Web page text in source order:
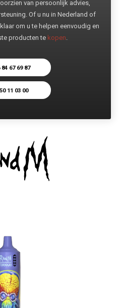
van persoonlijk advies,
Of u nu in Nederland of
om u te helpen eenvoudig en
producten te kopen.
84 67 69 87
11 03 00